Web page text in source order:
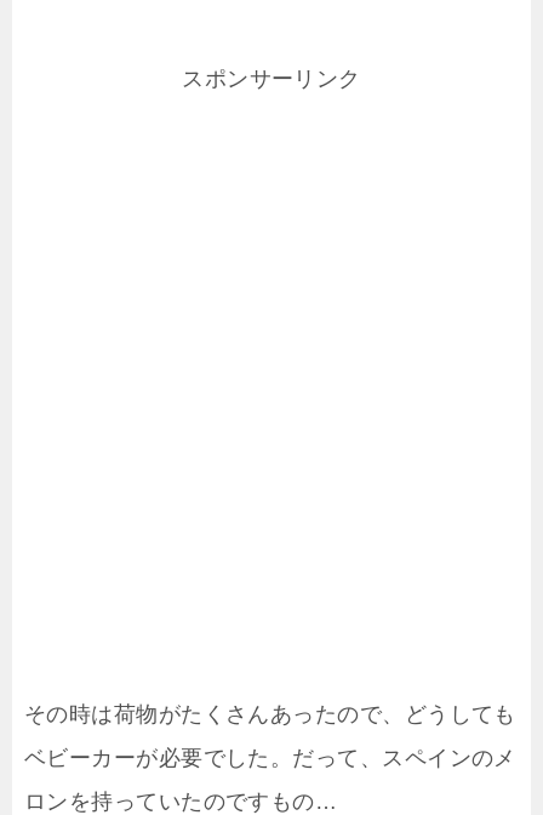
スポンサーリンク
その時は荷物がたくさんあったので、どうしても
ベビーカーが必要でした。だって、スペインのメ
ロンを持っていたのですもの…